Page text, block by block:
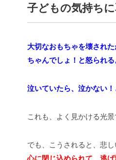
子どもの気持ち
大切なおもちゃを壊され
ちゃんでしょ！と怒られる
泣いていたら、泣かない！
これも、よく見かける光景
でも、こうされると、悲し
心に閉じ込められて、逃